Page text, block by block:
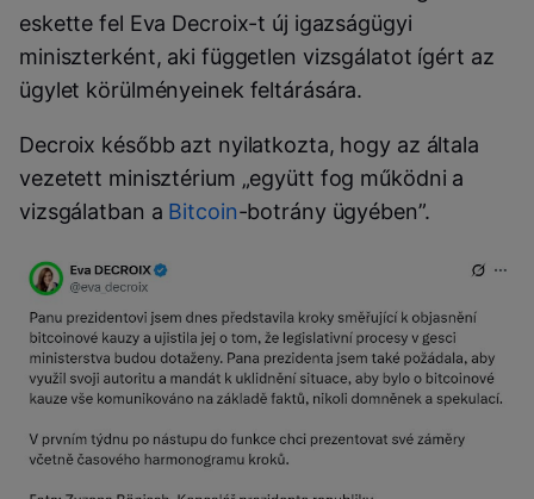
eskette fel Eva Decroix-t új igazságügyi
miniszterként, aki független vizsgálatot ígért az
ügylet körülményeinek feltárására.
Decroix később azt nyilatkozta, hogy az általa
vezetett minisztérium „együtt fog működni a
vizsgálatban a Bitcoin-botrány ügyében”.